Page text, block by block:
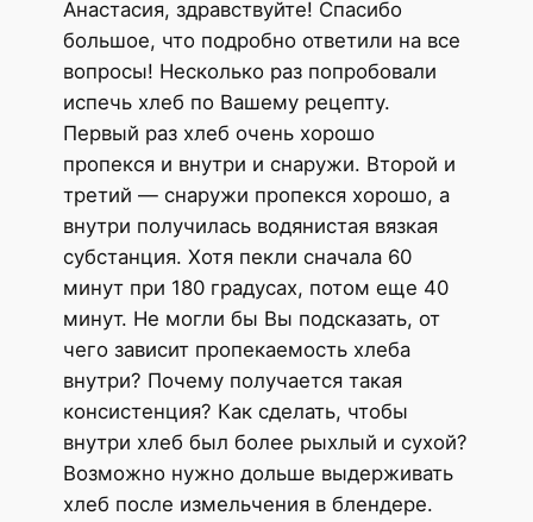
Анастасия, здравствуйте! Спасибо
большое, что подробно ответили на все
вопросы! Несколько раз попробовали
испечь хлеб по Вашему рецепту.
Первый раз хлеб очень хорошо
пропекся и внутри и снаружи. Второй и
третий — снаружи пропекся хорошо, а
внутри получилась водянистая вязкая
субстанция. Хотя пекли сначала 60
минут при 180 градусах, потом еще 40
минут. Не могли бы Вы подсказать, от
чего зависит пропекаемость хлеба
внутри? Почему получается такая
консистенция? Как сделать, чтобы
внутри хлеб был более рыхлый и сухой?
Возможно нужно дольше выдерживать
хлеб после измельчения в блендере.